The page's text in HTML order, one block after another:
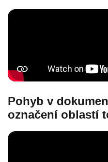
Pohyb v
označení oblastí